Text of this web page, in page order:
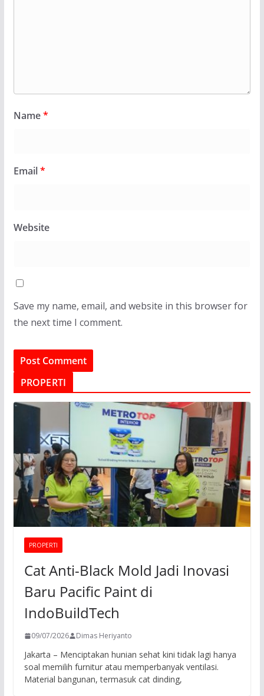
Name*
Email*
Website
Save my name, email, and website in this browser for
the next time I comment.
PROPERTI
PROPERTI
Cat Anti-Black Mold Jadi Inovasi
Baru Pacific Paint di
IndoBuildTech
09/07/2026 Dimas Heriyanto
Jakarta – Menciptakan hunian sehat kini tidak lagi hanya
soal memilih furnitur atau memperbanyak ventilasi.
Material bangunan, termasuk cat dinding,